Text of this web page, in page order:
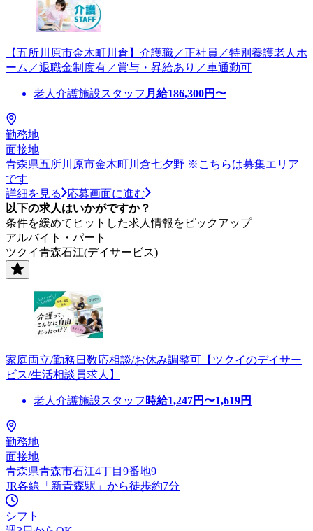
【五所川原市金木町川倉】介護職／正社員／特別養護老人ホ
ーム／退職金制度有／賞与・昇給あり／車通勤可
老人介護施設スタッフ 月給186,300円〜
勤務地
面接地
青森県五所川原市金木町川倉七夕野 ※こちらは募集エリア
です
詳細を見る
応募画面に進む
以下の求人はいかがですか？
条件を緩めてヒットした求人情報をピックアップ
アルバイト・パート
ツクイ青森石江(デイサービス)
家庭両立/勤務日数応相談/お休み調整可【ツクイのデイサー
ビス/生活相談員求人】
老人介護施設スタッフ 時給1,247円〜1,619円
勤務地
面接地
青森県青森市石江4丁目9番地9
JR各線「新青森駅」から徒歩約7分
シフト